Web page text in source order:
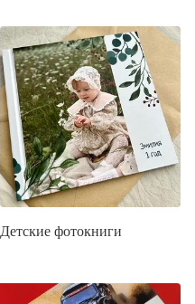
Детские фотокниги